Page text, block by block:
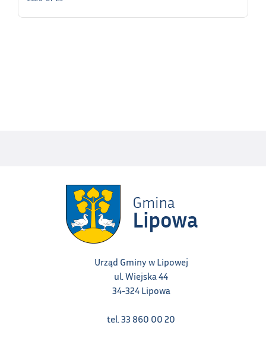
Urząd Gminy w Lipowej
ul. Wiejska 44
34-324 Lipowa
tel. 33 860 00 20